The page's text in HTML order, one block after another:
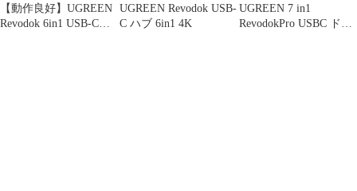
【動作良好】UGREEN
Revodok 6in1 USB-Cハ
UGREEN Revodok USB-
C ハブ 6in1 4K
UGREEN 7 in1
RevodokPro USBC ドッ